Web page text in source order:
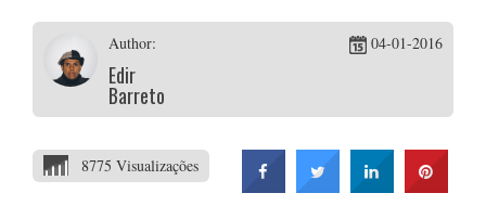
Author:
Edir
Barreto
04-01-2016
8775 Visualizações